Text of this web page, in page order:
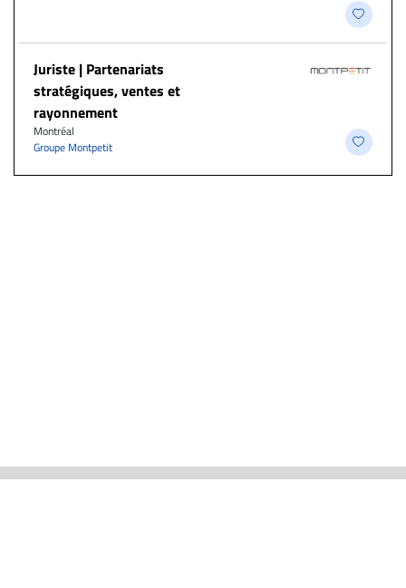
Juriste | Partenariats
stratégiques, ventes et
rayonnement
Montréal
Groupe Montpetit